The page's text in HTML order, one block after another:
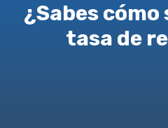
¿Sabes
tasa de